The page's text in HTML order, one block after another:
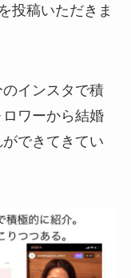
投稿いただきま
インスタで積
ワーから結婚
できてきてい